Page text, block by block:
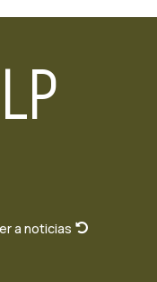
a noticias